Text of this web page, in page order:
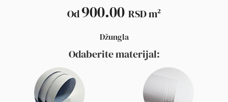
Od900.00 RSDm²
Džungla
Odaberite materijal: